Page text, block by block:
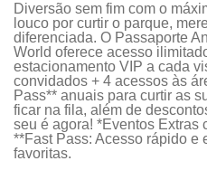
Diversão sem fim com o
louco por curtir o parque,
diferenciada. O Passaporte
World oferece acesso
estacionamento VIP a cada
convidados + 4 acessos às
Pass** anuais para curtir as
ficar na fila, além de
seu é agora! *Eventos Extras
**Fast Pass: Acesso rápido e
favoritas.